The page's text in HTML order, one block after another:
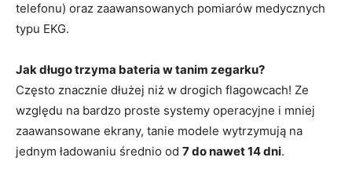
telefonu) oraz zaawansowanych pomiarów medycznych
typu EKG.
Jak długo trzyma bateria w tanim zegarku?
Często znacznie dłużej niż w drogich flagowcach! Ze
względu na bardzo proste systemy operacyjne i mniej
zaawansowane ekrany, tanie modele wytrzymują na
jednym ładowaniu średnio od 7 do nawet 14 dni.